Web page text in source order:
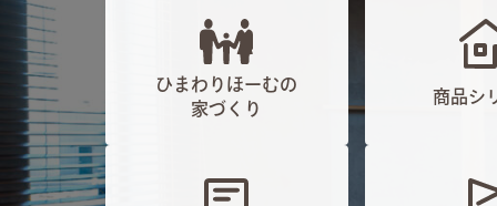
ひまわりほーむの
家づくり
商品シ